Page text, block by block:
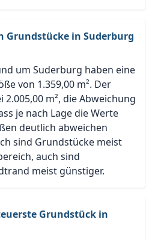
Grundstücke in Suderburg
um Suderburg haben eine
von 1.359,00 m². Der
m², die Abweichung
je nach Lage die Werte
deutlich abweichen
sind Grundstücke meist
auch sind
meist günstiger.
Grundstück in